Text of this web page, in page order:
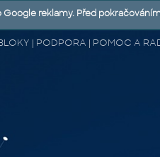
| PODPORA | POMOC A
reklamy. Před